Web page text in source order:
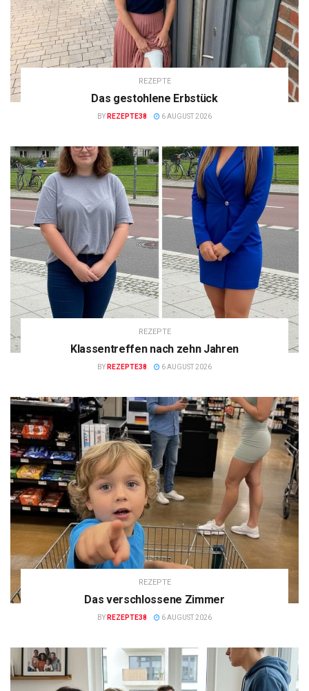
REZEPTE
Das gestohlene Erbstück
BY REZEPTE38 6 AUGUST 2026
REZEPTE
Klassentreffen nach zehn Jahren
BY REZEPTE38 6 AUGUST 2026
REZEPTE
Das verschlossene Zimmer
BY REZEPTE38 6 AUGUST 2026